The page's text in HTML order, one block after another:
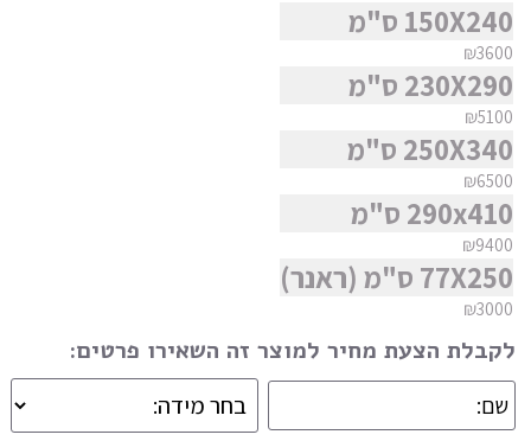
פרסי קוצ'אן
פרסי קלארדש
פרסי קשקאי
150X240 ס"מ
₪3600
230X290 ס"מ
₪5100
250X340 ס"מ
₪6500
290x410 ס"מ
₪9400
77X250 ס"מ (ראנר)
₪3000
לקבלת הצעת מחיר למוצר זה השאירו פרטים: